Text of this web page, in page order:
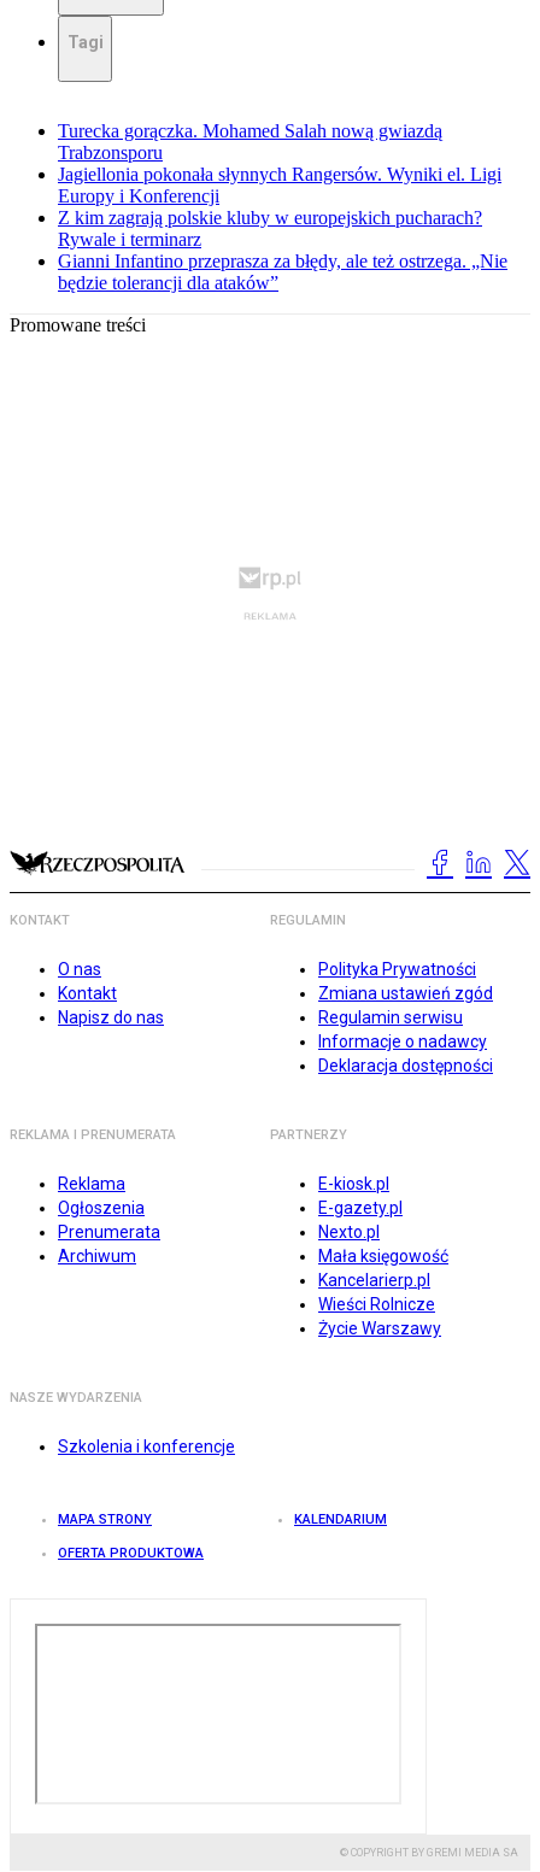
Tagi
Turecka gorączka. Mohamed Salah nową gwiazdą
Trabzonsporu
Jagiellonia pokonała słynnych Rangersów. Wyniki el. Ligi
Europy i Konferencji
Z kim zagrają polskie kluby w europejskich pucharach?
Rywale i terminarz
Gianni Infantino przeprasza za błędy, ale też ostrzega. „Nie
będzie tolerancji dla ataków”
Promowane treści
KONTAKT
O nas
Kontakt
Napisz do nas
REGULAMIN
Polityka Prywatności
Zmiana ustawień zgód
Regulamin serwisu
Informacje o nadawcy
Deklaracja dostępności
REKLAMA I PRENUMERATA
Reklama
Ogłoszenia
Prenumerata
Archiwum
PARTNERZY
E-kiosk.pl
E-gazety.pl
Nexto.pl
Mała księgowość
Kancelarierp.pl
Wieści Rolnicze
Życie Warszawy
NASZE WYDARZENIA
Szkolenia i konferencje
MAPA STRONY KALENDARIUM
OFERTA PRODUKTOWA
© COPYRIGHT BY GREMI MEDIA SA